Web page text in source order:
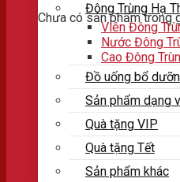
Chưa có sản phẩm trong
Đông Trùng Hạ
Viên Đông
Nước Đông
Cao Đông
Đồ uống bổ
Sản phẩm dạng
Quà tặng VIP
Quà tặng Tết
Sản phẩm khác